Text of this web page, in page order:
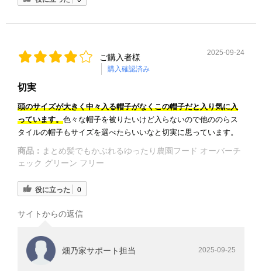
ご購入者様
購入確認済み
2025-09-24
切実
頭のサイズが大きく中々入る帽子がなくこの帽子だと入り気に入
っています。色々な帽子を被りたいけど入らないので他ののらス
タイルの帽子もサイズを選べたらいいなと切実に思っています。
商品： まとめ髪でもかぶれるゆったり農園フード オーバーチ
ェック グリーン フリー
役に立った 0
サイトからの返信
畑乃家サポート担当 2025-09-25